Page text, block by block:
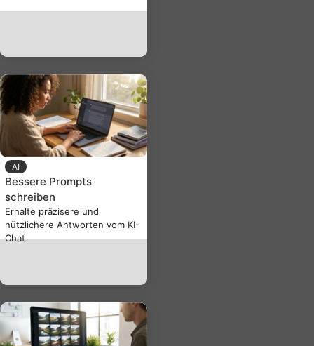
AI
Bessere Prompts
schreiben
Erhalte präzisere und
nützlichere Antworten vom KI-
Chat